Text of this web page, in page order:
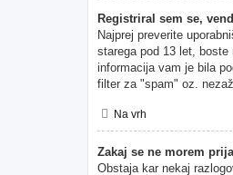
Registriral sem se,
Najprej preverite
starega pod 13 let,
informacija vam je bila
filter za "spam" oz.
Na vrh
Zakaj se ne morem
Obstaja kar nekaj